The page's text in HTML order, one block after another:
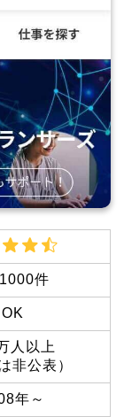
件
OK
人以上
非公表）
年～